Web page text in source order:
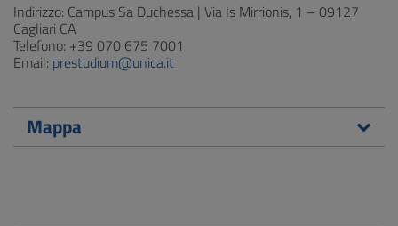
Indirizzo: Campus Sa Duchessa | Via Is Mirrionis, 1 – 09127
Cagliari CA
Telefono: +39 070 675 7001
Email: prestudium@unica.it
Mappa